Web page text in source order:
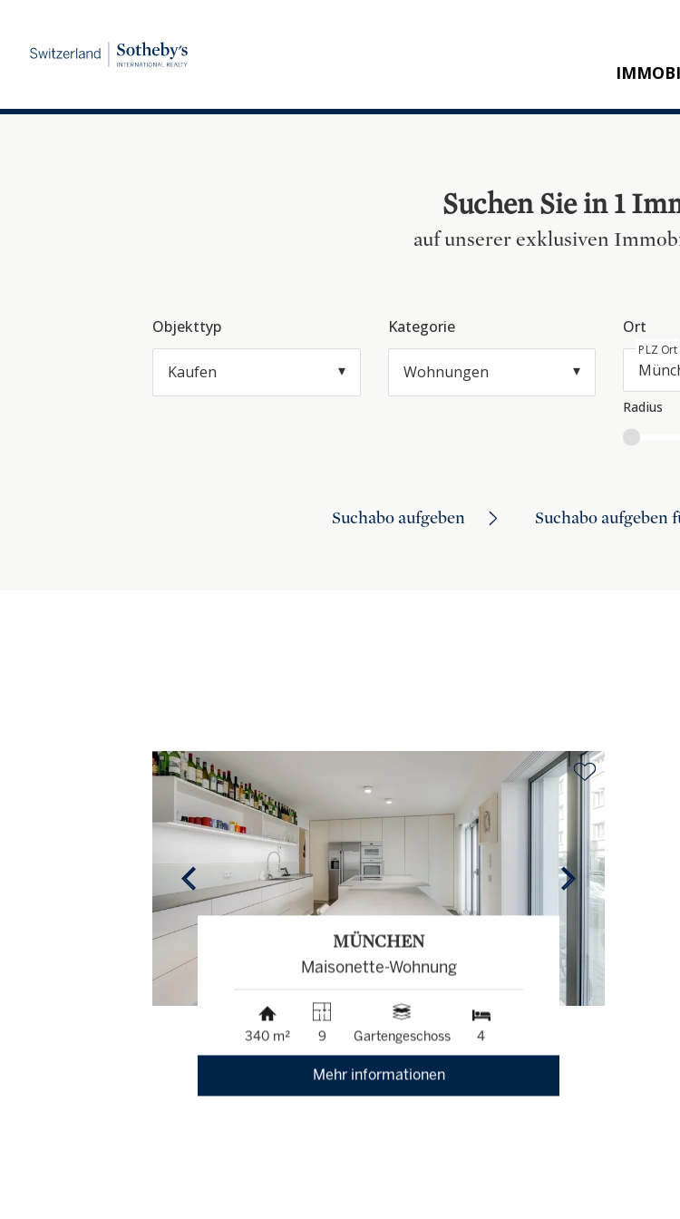
NEUBAU
Suchen Sie in 1
auf unserer exklusiven
Objekttyp
Kaufen
Kategorie
Wohnungen
Ort
PLZ Ort
Radius
Suchabo aufgeben Suchabo
MÜNCHEN
Maisonette-Wohnung
340 m² 9 Gartengeschoss 4
Mehr informationen